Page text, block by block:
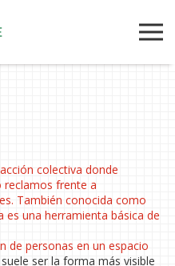
acción colectiva donde
reclamos frente a
. También conocida como
es una herramienta básica de
de personas en un espacio
suele ser la forma más visible